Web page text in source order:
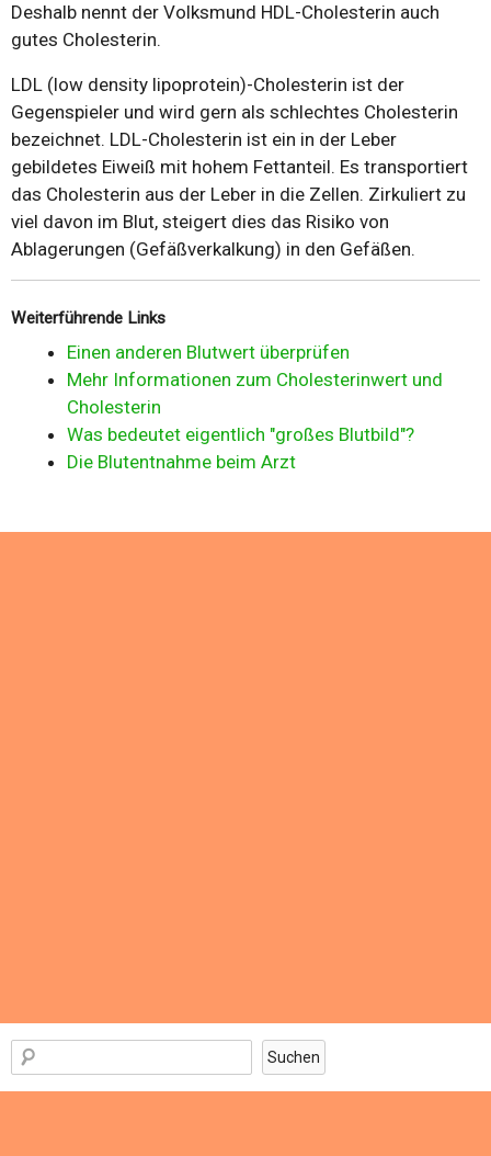
Deshalb nennt der Volksmund HDL-Cholesterin auch
gutes Cholesterin.
LDL (low density lipoprotein)-Cholesterin ist der
Gegenspieler und wird gern als schlechtes Cholesterin
bezeichnet. LDL-Cholesterin ist ein in der Leber
gebildetes Eiweiß mit hohem Fettanteil. Es transportiert
das Cholesterin aus der Leber in die Zellen. Zirkuliert zu
viel davon im Blut, steigert dies das Risiko von
Ablagerungen (Gefäßverkalkung) in den Gefäßen.
Weiterführende Links
Einen anderen Blutwert überprüfen
Mehr Informationen zum Cholesterinwert und
Cholesterin
Was bedeutet eigentlich "großes Blutbild"?
Die Blutentnahme beim Arzt